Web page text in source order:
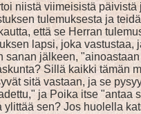
niistä viimeisistä
tulemuksesta ja
että se Herran
lapsi, joka
jälkeen,
Sillä kaikki tämän
sitä vastaan, ja se
ja Poika itse
sen? Jos huolella